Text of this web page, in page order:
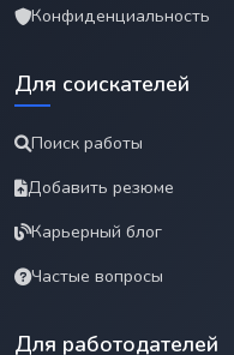
Конфиденциальность
Для соискателей
Поиск работы
Добавить резюме
Карьерный блог
Частые вопросы
Для работодателей